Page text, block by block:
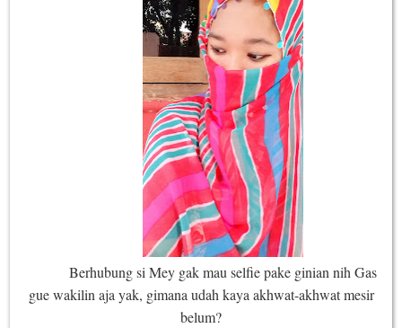
Berhubung si Mey gak mau selfie pake ginian nih Gas
gue wakilin aja yak, gimana udah kaya akhwat-akhwat mesir
belum?